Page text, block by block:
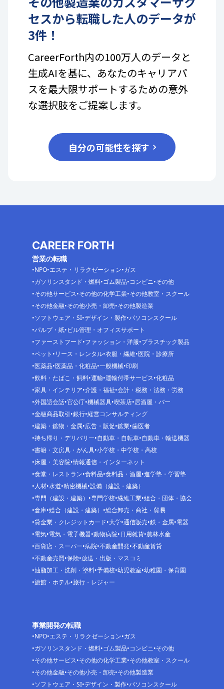
セスから転職した人のデータが
3件！
CareerForth内の100万人のデータと
生成AIを基に、あなたのキャリアパ
スを最大限サポートするための意外
な選択肢をご提案します。
自分の可能性を探す
CAREER FORTH
営業の転職
NPO エステ・リラクゼーション ガス
ガソリンスタンド・燃料 ゴム製品 コンビニ その他
その他サービス その他の化学工業 その他教室・スクール
その他金融 その他小売・卸売 その他製造業
ソフトウェア・SI デザイン・製作 パソコンスクール
パルプ・紙 ビル管理・オフィスサポート
ファーストフード ファッション・洋服 プラスチック製品
ペット リース・レンタル 衣服・繊維 医院・診療所
医薬品 医薬品・化粧品 一般機械 印刷
飲料・たばこ・飼料 運輸 運輸付帯サービス 化粧品
家具・インテリア 介護・福祉 会計・税務・法務・労務
外国語会話 官公庁 機械器具 喫茶店 居酒屋・バー
金融商品取引 銀行 経営コンサルティング
建築・鉱物・金属 広告・販促 鉱業 歯医者
持ち帰り・デリバリー 自動車・自転車 自動車・輸送機器
書籍・文房具・がん具 小学校・中学校・高校
床屋・美容院 情報通信・インターネット
食堂・レストラン 食料品 食料品・酒屋 進学塾・学習塾
人材 水道 精密機械 設備（建設・建築）
専門（建設・建築）
専門学校 繊維工業 組合・団体・協会
倉庫 総合（建設・建築）
総合卸売・商社・貿易
貸金業・クレジットカード 大学 通信販売 鉄・金属 電器
電気 電気・電子機器 動物病院 日用雑貨 農林水産
百貨店・スーパー 病院 不動産開発 不動産賃貸
不動産売買 保険 放送・出版・マスコミ
油脂加工・洗剤・塗料 予備校 幼児教室 幼稚園・保育園
旅館・ホテル 旅行・レジャー
事業開発の転職
NPO エステ・リラクゼーション ガス
ガソリンスタンド・燃料 ゴム製品 コンビニ その他
その他サービス その他の化学工業 その他教室・スクール
その他金融 その他小売・卸売 その他製造業
ソフトウェア・SI デザイン・製作 パソコンスクール